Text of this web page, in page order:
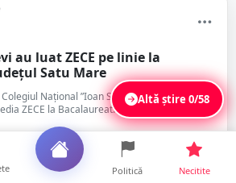
au luat ZECE pe linie la
Satu Mare
Național ”Ioan Slavici” din municipiul
ZECE la Bacalaureat. Pe locul al treile...
Distribuie
Altă știre0/58
Politică Necitite